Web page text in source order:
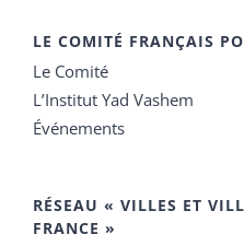
LE COMITÉ FRANÇAIS
Le Comité
L’Institut Yad Vashem
Événements
RÉSEAU « VILLES ET
FRANCE »